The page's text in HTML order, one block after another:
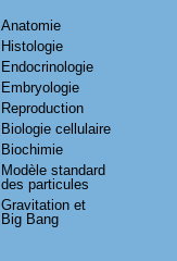
Anatomie
Histologie
Endocrinologie
Embryologie
Reproduction
Biologie cellulaire
Biochimie
Modèle standard
des particules
Gravitation et
Big Bang